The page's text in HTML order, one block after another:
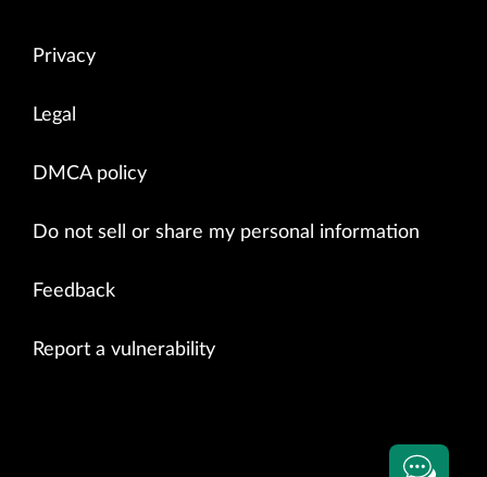
Privacy
Legal
DMCA policy
Do not sell or share my personal information
Feedback
Report a vulnerability